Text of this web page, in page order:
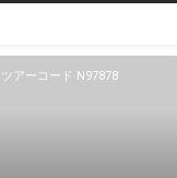
ツアーコード N97878